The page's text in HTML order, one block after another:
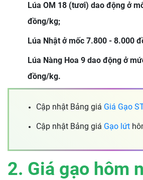
Lúa OM 18 (tươi) dao động ở
đồng/kg;
Lúa Nhật ở mốc 7.800 - 8.000
Lúa Nàng Hoa 9 dao động ở
đồng/kg.
Cập nhật Bảng giá Giá Gạo
Cập nhật Bảng giá Gạo lứt
2. Giá gạo hôm